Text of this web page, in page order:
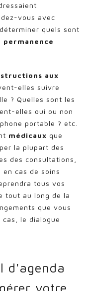
vous avec
quels sont
aux
elles suivre
? Quelles sont les
elles oui ou non
portable ? etc.
médicaux que
la plupart des
des consultations,
cas de soins
tous vos
tout au long de la
que vous
cas, le dialogue
d'agenda
votre